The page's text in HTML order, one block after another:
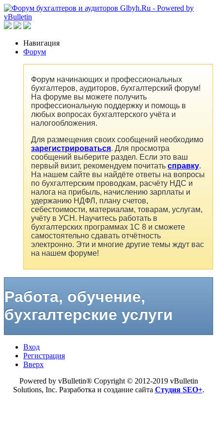
Навигация
Форум
Форум начинающих и профессиональных
бухгалтеров, аудиторов, бухгалтерский форум!
На форуме вы можете получить
профессиональную поддержку и помощь в
любых вопросах бухгалтерского учёта и
налогообложения.
Для размещения своих сообщений необходимо
зарегистрироваться. Для просмотра
сообщений выберите раздел. Если это ваш
первый визит, рекомендуем почитать справку.
На нашем сайте вы найдёте ответы на вопросы
по бухгалтерским проводкам, расчёту НДС и
налога на прибыль, начислению зарплаты и
удержанию НДФЛ, плану счетов,
себестоимости, материалам, товарам, услугам,
учёту в УСН. Научитесь работать в
бухгалтерских программах 1С 8 и сможете
самостоятельно сдавать отчётность
электронно. Эти и многие другие темы ждут вас
на нашем форуме!
Работа, обучение,
бухгалтерские услуги
Вход
Регистрация
Вверх
Powered by vBulletin® Copyright © 2012-2019 vBulletin
Solutions, Inc. Разработка и создание сайта Студия SEO+.